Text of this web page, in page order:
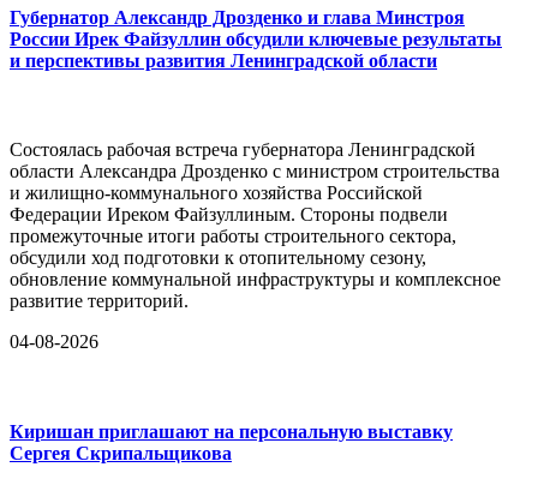
Губернатор Александр Дрозденко и глава Минстроя
России Ирек Файзуллин обсудили ключевые результаты
и перспективы развития Ленинградской области
Состоялась рабочая встреча губернатора Ленинградской
области Александра Дрозденко с министром строительства
и жилищно-коммунального хозяйства Российской
Федерации Иреком Файзуллиным. Стороны подвели
промежуточные итоги работы строительного сектора,
обсудили ход подготовки к отопительному сезону,
обновление коммунальной инфраструктуры и комплексное
развитие территорий.
04-08-2026
Киришан приглашают на персональную выставку
Сергея Скрипальщикова